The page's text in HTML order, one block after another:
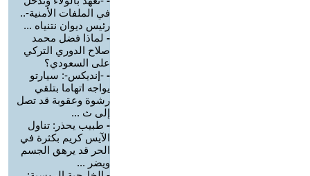
في الملفات الأمنية-..
رئيس ديوان نتنياه ...
- لماذا فضل محمد
صلاح الدوري التركي
على السعودي؟
- -إنديكس-: سيارتو
يواجه اتهاما بتلقي
رشوة وعقوبة قد تصل
إلى ث ...
- طبيب يحذر: تناول
الآيس كريم بكثرة في
الحر قد يرهق الجسم
ويضر ...